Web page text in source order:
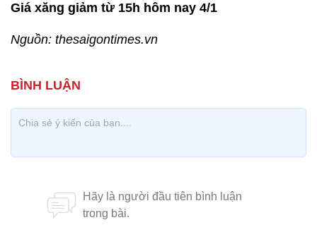
Giá xăng giảm từ 15h hôm nay 4/1
Nguồn: thesaigontimes.vn